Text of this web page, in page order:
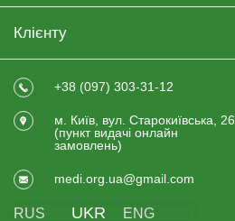
Клієнту
+38 (097) 303-31-12
м. Київ, вул. Старокиївська, 26
(пункт видачi онлайн
замовлень)
medi.org.ua@gmail.com
RUS UKR ENG